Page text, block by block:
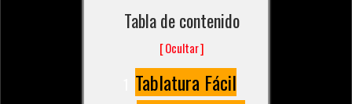
Tabla de contenido
[Ocultar]
Tablatura Fácil